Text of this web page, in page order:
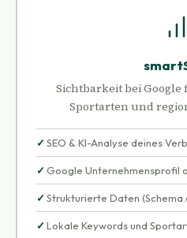
Sichtbarkeit bei
Sportarten und
SEO & KI-Analyse deines
Google Unternehmensprofil
Strukturierte Daten
Lokale Keywords und